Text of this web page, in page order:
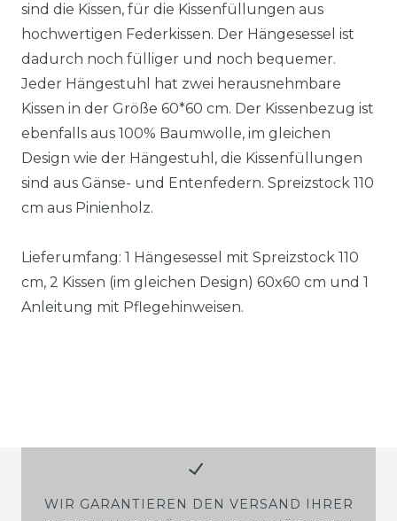
sind die Kissen, für die Kissenfüllungen aus
hochwertigen Federkissen. Der Hängesessel ist
dadurch noch fülliger und noch bequemer.
Jeder Hängestuhl hat zwei herausnehmbare
Kissen in der Größe 60*60 cm. Der Kissenbezug ist
ebenfalls aus 100% Baumwolle, im gleichen
Design wie der Hängestuhl, die Kissenfüllungen
sind aus Gänse- und Entenfedern. Spreizstock 110
cm aus Pinienholz.
Lieferumfang: 1 Hängesessel mit Spreizstock 110
cm, 2 Kissen (im gleichen Design) 60x60 cm und 1
Anleitung mit Pflegehinweisen.
WIR GARANTIEREN DEN VERSAND IHRER